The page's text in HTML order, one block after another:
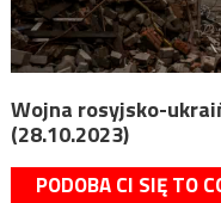
Wojna rosyjsko-
(28.10.2023)
PODOBA CI SIĘ TO